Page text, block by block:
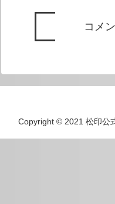
コメ
Copyright © 2021 松印公